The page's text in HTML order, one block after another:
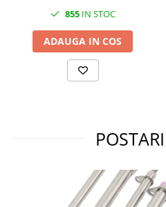
855IN STOC
ADAUGA IN COS